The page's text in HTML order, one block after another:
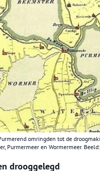
omringden tot de
Purmermeer en Wormermeer. Beeld:
drooggelegd